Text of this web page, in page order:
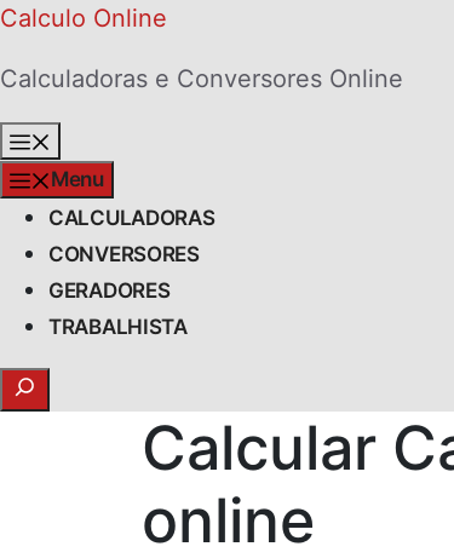
Skip
content
Calculo Online
Calculadoras e Conversores Online
Menu
CALCULADORAS
CONVERSORES
GERADORES
TRABALHISTA
Search
Calcular
online